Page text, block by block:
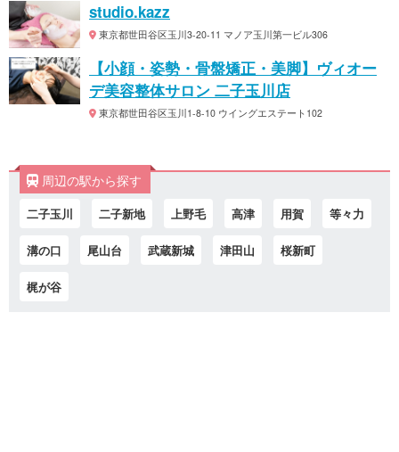
studio.kazz
東京都世田谷区玉川3-20-11 マノア玉川第一ビル306
【小顔・姿勢・骨盤矯正・美脚】ヴィオー
デ美容整体サロン 二子玉川店
東京都世田谷区玉川1-8-10 ウイングエステート102
周辺の駅から探す
二子玉川 二子新地 上野毛 高津 用賀 等々力
溝の口 尾山台 武蔵新城 津田山 桜新町
梶が谷